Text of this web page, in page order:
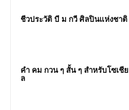
ชีวประวัติ บี ม กวี ศิลปินแห่งชาติ
คํา คม กวน ๆ สั้น ๆ สำหรับโซเชีย
ล